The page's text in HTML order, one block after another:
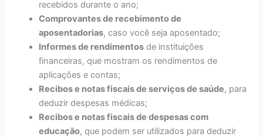
recebidos durante o ano;
Comprovantes de recebimento de
aposentadorias, caso você seja aposentado;
Informes de rendimentos de instituições
financeiras, que mostram os rendimentos de
aplicações e contas;
Recibos e notas fiscais de serviços de saúde, para
deduzir despesas médicas;
Recibos e notas fiscais de despesas com
educação, que podem ser utilizados para deduzir